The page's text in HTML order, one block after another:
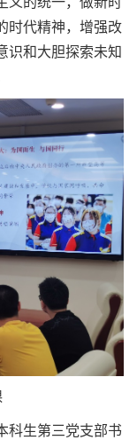
时代精神，增强改
识和大胆探索未知
科生第三党支部书